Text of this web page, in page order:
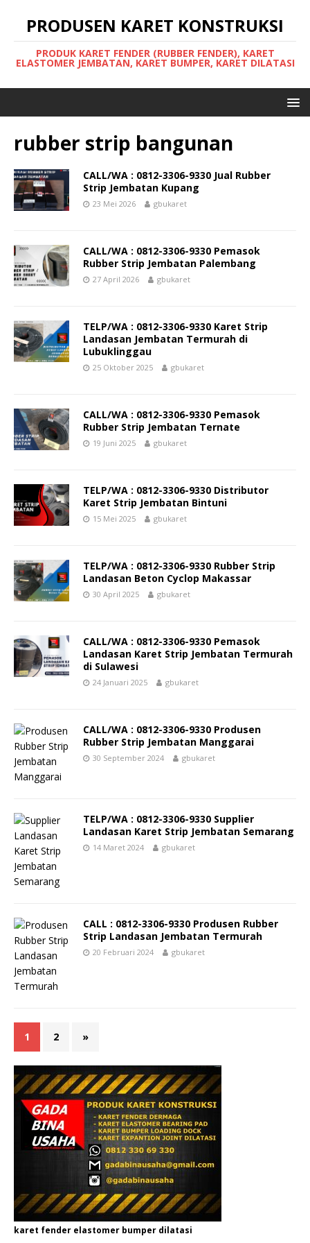
PRODUSEN KARET KONSTRUKSI
PRODUK KARET FENDER (RUBBER FENDER), KARET
ELASTOMER JEMBATAN, KARET BUMPER, KARET DILATASI
rubber strip bangunan
CALL/WA : 0812-3306-9330 Jual Rubber
Strip Jembatan Kupang
23 Mei 2026 gbukaret
CALL/WA : 0812-3306-9330 Pemasok
Rubber Strip Jembatan Palembang
27 April 2026 gbukaret
TELP/WA : 0812-3306-9330 Karet Strip
Landasan Jembatan Termurah di
Lubuklinggau
25 Oktober 2025 gbukaret
CALL/WA : 0812-3306-9330 Pemasok
Rubber Strip Jembatan Ternate
19 Juni 2025 gbukaret
TELP/WA : 0812-3306-9330 Distributor
Karet Strip Jembatan Bintuni
15 Mei 2025 gbukaret
TELP/WA : 0812-3306-9330 Rubber Strip
Landasan Beton Cyclop Makassar
30 April 2025 gbukaret
CALL/WA : 0812-3306-9330 Pemasok
Landasan Karet Strip Jembatan Termurah
di Sulawesi
24 Januari 2025 gbukaret
CALL/WA : 0812-3306-9330 Produsen
Rubber Strip Jembatan Manggarai
30 September 2024 gbukaret
TELP/WA : 0812-3306-9330 Supplier
Landasan Karet Strip Jembatan Semarang
14 Maret 2024 gbukaret
CALL : 0812-3306-9330 Produsen Rubber
Strip Landasan Jembatan Termurah
20 Februari 2024 gbukaret
1 2 »
karet fender elastomer bumper dilatasi